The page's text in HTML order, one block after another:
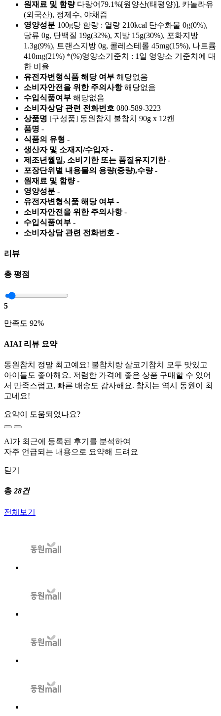
원재료 및 함량 다랑어79.1%[원양산(태평양)], 카놀라유
(외국산), 정제수, 야채즙
영양성분 100g당 함량 : 열량 210kcal 탄수화물 0g(0%),
당류 0g, 단백질 19g(32%), 지방 15g(30%), 포화지방
1.3g(9%), 트랜스지방 0g, 콜레스테롤 45mg(15%), 나트륨
410mg(21%) *(%)영양소기준치 : 1일 영양소 기준치에 대
한 비율
유전자변형식품 해당 여부 해당없음
소비자안전을 위한 주의사항 해당없음
수입식품여부 해당없음
소비자상담 관련 전화번호 080-589-3223
상품명 [구성품] 동원참치 불참치 90g x 12캔
품명 -
식품의 유형 -
생산자 및 소재지/수입자 -
제조년월일, 소비기한 또는 품질유지기한 -
포장단위별 내용물의 용량(중량),수량 -
원재료 및 함량 -
영양성분 -
유전자변형식품 해당 여부 -
소비자안전을 위한 주의사항 -
수입식품여부 -
소비자상담 관련 전화번호 -
리뷰
총 평점
5
만족도 92%
AIAI 리뷰 요약
동원참치 정말 최고예요! 불참치랑 살코기참치 모두 맛있고
아이들도 좋아해요. 저렴한 가격에 좋은 상품 구매할 수 있어
서 만족스럽고, 빠른 배송도 감사해요. 참치는 역시 동원이 최
고네요!
요약이 도움되었나요?
AI가 최근에 등록된 후기를 분석하여
자주 언급되는 내용으로 요약해 드려요
닫기
총 28건
전체보기